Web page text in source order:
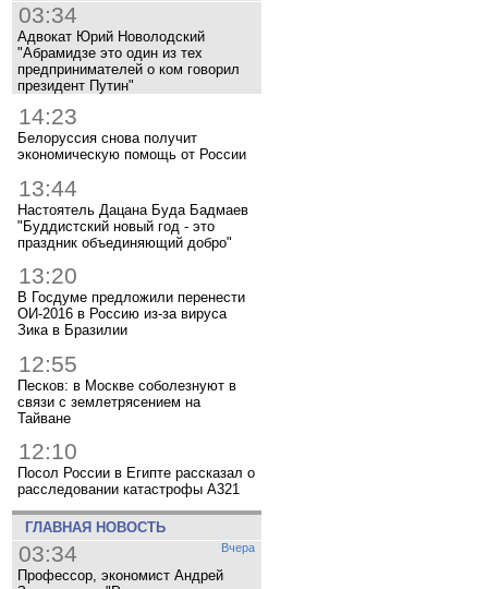
03:34
Адвокат Юрий Новолодский
"Абрамидзе это один из тех
предпринимателей о ком говорил
президент Путин"
14:23
Белоруссия снова получит
экономическую помощь от России
13:44
Настоятель Дацана Буда Бадмаев
"Буддистский новый год - это
праздник объединяющий добро"
13:20
В Госдуме предложили перенести
ОИ-2016 в Россию из-за вируса
Зика в Бразилии
12:55
Песков: в Москве соболезнуют в
связи с землетрясением на
Тайване
12:10
Посол России в Египте рассказал о
расследовании катастрофы A321
ГЛАВНАЯ НОВОСТЬ
Вчера
03:34
Профессор, экономист Андрей